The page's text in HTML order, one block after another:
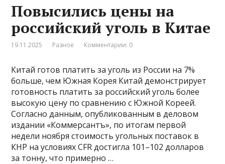
Повысились цены на
российский уголь в Китае
19.11.2025 Разное Комментарии: 0
Китай готов платить за уголь из России на 7%
больше, чем Южная Корея Китай демонстрирует
готовность платить за российский уголь более
высокую цену по сравнению с Южной Кореей.
Согласно данным, опубликованным в деловом
издании «Коммерсантъ», по итогам первой
недели ноября стоимость угольных поставок в
КНР на условиях CFR достигла 101–102 долларов
за тонну, что примерно …